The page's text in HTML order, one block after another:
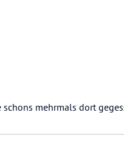
schons mehrmals dort